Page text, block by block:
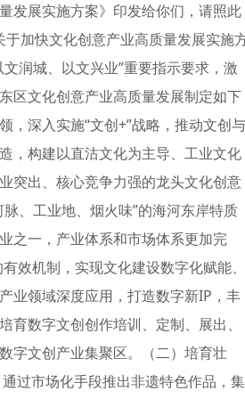
发展实施方案》印发给你们，请照此
加快文化创意产业高质量发展实施
润城、以文兴业”重要指示要求，激
区文化创意产业高质量发展制定如下
，深入实施“文创+”战略，推动文创与
，构建以直沽文化为主导、工业文化
突出、核心竞争力强的龙头文化创意
、工业地、烟火味”的海河东岸特质
之一，产业体系和市场体系更加完
效机制，实现文化建设数字化赋能、
业领域深度应用，打造数字新IP，丰
数字文创创作培训、定制、展出、
字文创产业集聚区。（二）培育壮
过市场化手段推出非遗特色作品，集